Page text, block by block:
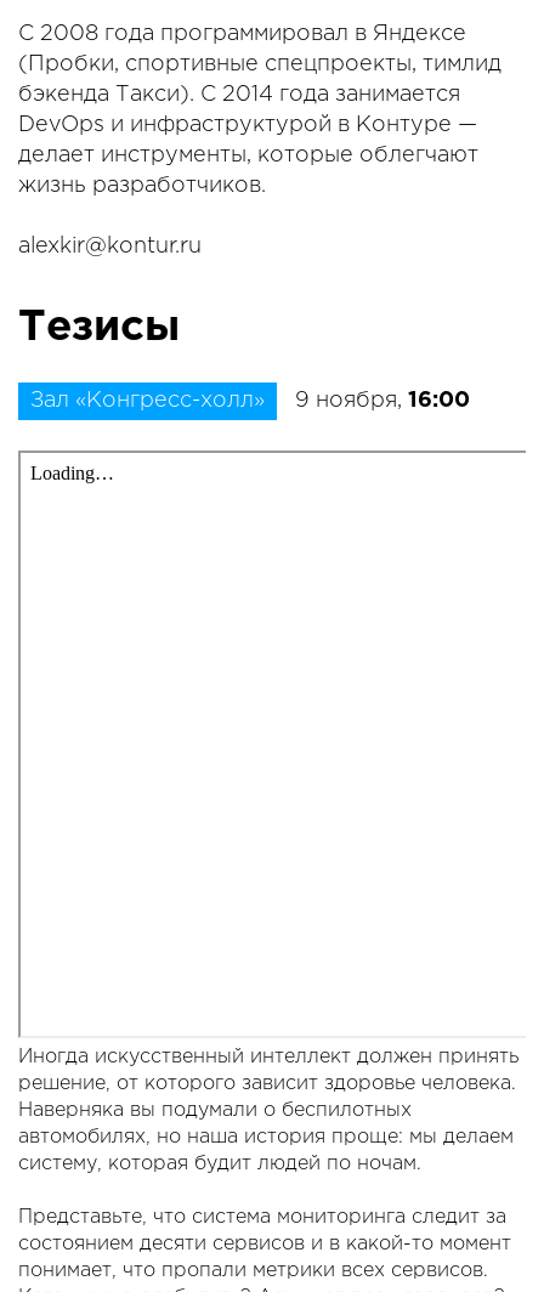
С 2008 года программировал в Яндексе
(Пробки, спортивные спецпроекты, тимлид
бэкенда Такси). С 2014 года занимается
DevOps и инфраструктурой в Контуре —
делает инструменты, которые облегчают
жизнь разработчиков.
alexkir@kontur.ru
Тезисы
Зал «Конгресс-холл» 9 ноября, 16:00
Иногда искусственный интеллект должен принять
решение, от которого зависит здоровье человека.
Наверняка вы подумали о беспилотных
автомобилях, но наша история проще: мы делаем
систему, которая будит людей по ночам.
Представьте, что система мониторинга следит за
состоянием десяти сервисов и в какой-то момент
понимает, что пропали метрики всех сервисов.